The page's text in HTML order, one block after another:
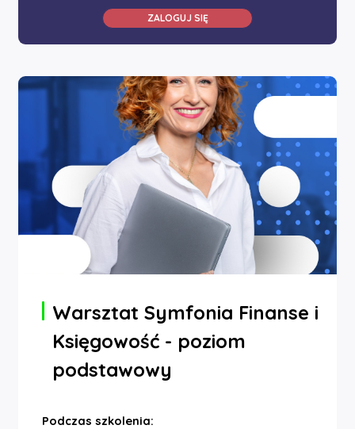
ZALOGUJ SIĘ
Warsztat Symfonia Finanse i
Księgowość - poziom
podstawowy
Podczas szkolenia: